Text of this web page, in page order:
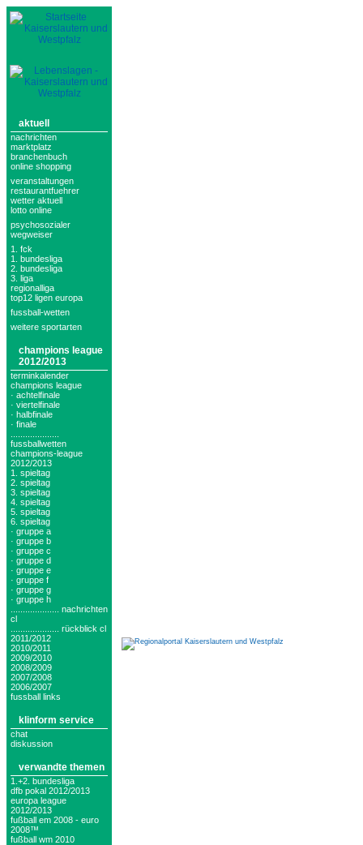
aktuell
nachrichten
marktplatz
branchenbuch
online shopping
veranstaltungen
restaurantfuehrer
wetter aktuell
lotto online
psychosozialer
wegweiser
1. fck
1. bundesliga
2. bundesliga
3. liga
regionalliga
top12 ligen europa
fussball-wetten
weitere sportarten
champions league
2012/2013
terminkalender
champions league
· achtelfinale
· viertelfinale
· halbfinale
· finale
fussballwetten
champions-league
2012/2013
1. spieltag
2. spieltag
3. spieltag
4. spieltag
5. spieltag
6. spieltag
· gruppe a
· gruppe b
· gruppe c
· gruppe d
· gruppe e
· gruppe f
· gruppe g
· gruppe h
.................... nachrichten
cl
.................... rückblick cl
2011/2012
2010/2011
2009/2010
2008/2009
2007/2008
2006/2007
fussball links
klinform service
chat
diskussion
verwandte themen
1.+2. bundesliga
dfb pokal 2012/2013
europa league
2012/2013
fußball em 2008 - euro
2008™
fußball wm 2010